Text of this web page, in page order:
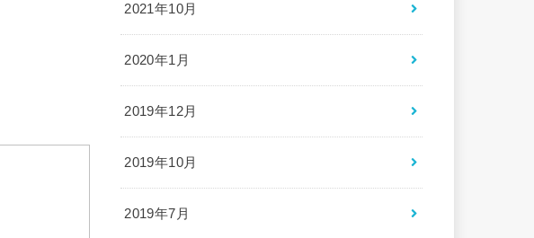
2021年10月
2020年1月
2019年12月
2019年10月
2019年7月